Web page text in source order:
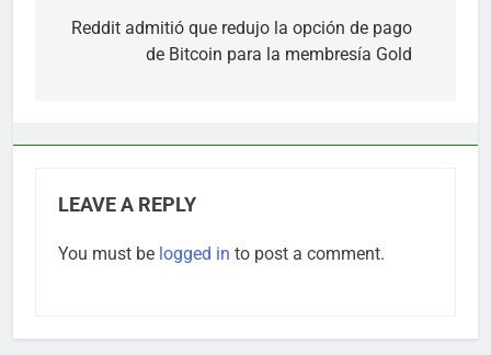
navigation
Reddit admitió que redujo la opción de pago
de Bitcoin para la membresía Gold
LEAVE A REPLY
You must be logged in to post a comment.